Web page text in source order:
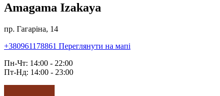
Amagama Izakaya
пр. Гагаріна, 14
+380961178861 Переглянути на мапі
Пн-Чт: 14:00 - 22:00
Пт-Нд: 14:00 - 23:00